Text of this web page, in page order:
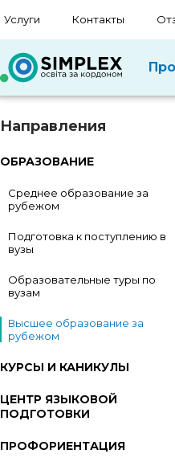
Услуги Контакты
Направления
ОБРАЗОВАНИЕ
Среднее образование за
рубежом
Подготовка к поступлению в
вузы
Образовательные туры по
вузам
Высшее образование за
рубежом
КУРСЫ И КАНИКУЛЫ
ЦЕНТР ЯЗЫКОВОЙ
ПОДГОТОВКИ
ПРОФОРИЕНТАЦИЯ